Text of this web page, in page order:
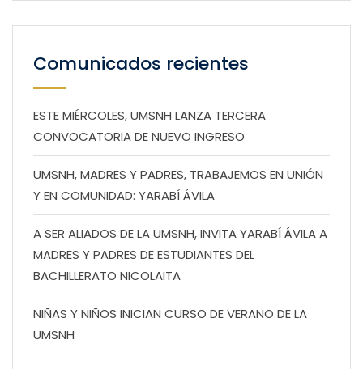
Comunicados recientes
ESTE MIÉRCOLES, UMSNH LANZA TERCERA
CONVOCATORIA DE NUEVO INGRESO
UMSNH, MADRES Y PADRES, TRABAJEMOS EN UNIÓN
Y EN COMUNIDAD: YARABÍ ÁVILA
A SER ALIADOS DE LA UMSNH, INVITA YARABÍ ÁVILA A
MADRES Y PADRES DE ESTUDIANTES DEL
BACHILLERATO NICOLAITA
NIÑAS Y NIÑOS INICIAN CURSO DE VERANO DE LA
UMSNH